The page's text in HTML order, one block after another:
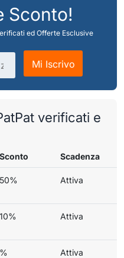
Sconto!
ed Offerte Esclusive
Mi Iscrivo
verificati e
Sconto Scadenza
50% Attiva
10% Attiva
% Attiva